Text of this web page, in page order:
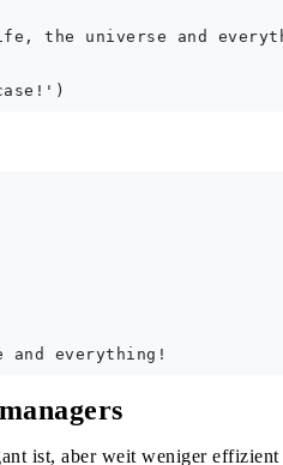
the universe and
ist, aber weit weniger